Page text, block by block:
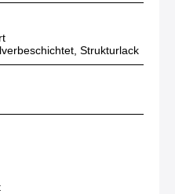
Strukturlack